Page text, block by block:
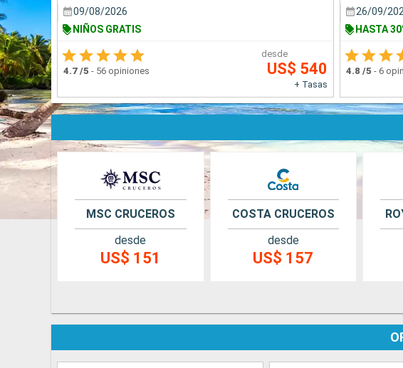
09/08/2026
NIÑOS GRATIS
4.7 /5 - 56 opiniones
desde
US$ 540
+ Tasas
26/09/
HASTA
4.8 /5 -6
MSC CRUCEROS
desde
US$ 151
COSTA CRUCEROS
desde
US$ 157